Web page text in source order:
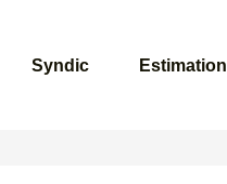
Syndic Estimation